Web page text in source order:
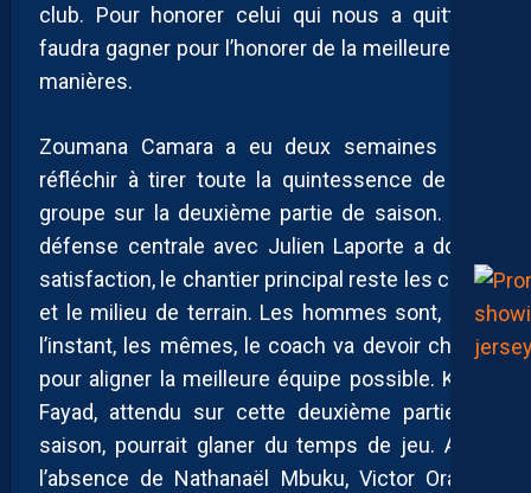
club. Pour honorer celui qui nous a quitté, il
faudra gagner pour l’honorer de la meilleure des
manières.
Zoumana Camara a eu deux semaines pour
réfléchir à tirer toute la quintessence de son
groupe sur la deuxième partie de saison. Si la
défense centrale avec Julien Laporte a donné
satisfaction, le chantier principal reste les côtés
et le milieu de terrain. Les hommes sont, pour
l’instant, les mêmes, le coach va devoir choisir
pour aligner la meilleure équipe possible. Khalil
Fayad, attendu sur cette deuxième partie de
saison, pourrait glaner du temps de jeu. Avec
l’absence de Nathanaël Mbuku, Victor Orakpo